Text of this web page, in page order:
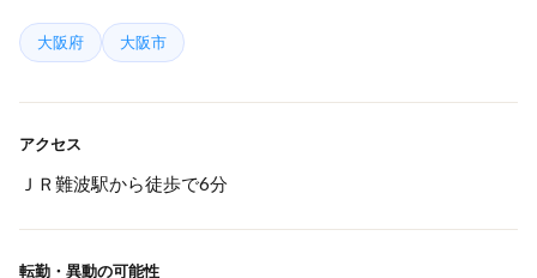
大阪府 大阪市
アクセス
ＪＲ難波駅から徒歩で6分
転勤・異動の可能性